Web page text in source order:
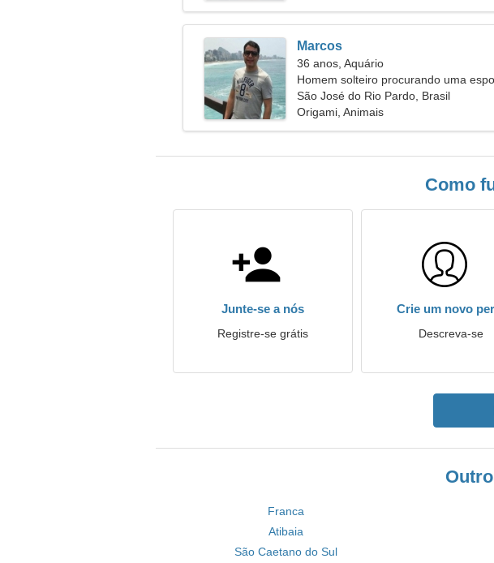
Marcos
36 anos, Aquário
Homem solteiro procurando uma
32
São José do Rio Pardo, Brasil
Origami, Animais
Como
Junte-se a nós
Registre-se grátis
Crie um novo
Descreva-se
Franca
Atibaia
São Caetano do Sul